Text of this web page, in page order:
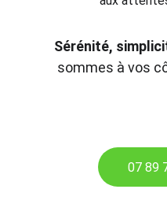
07 89
Sérénité,
sommes à vos